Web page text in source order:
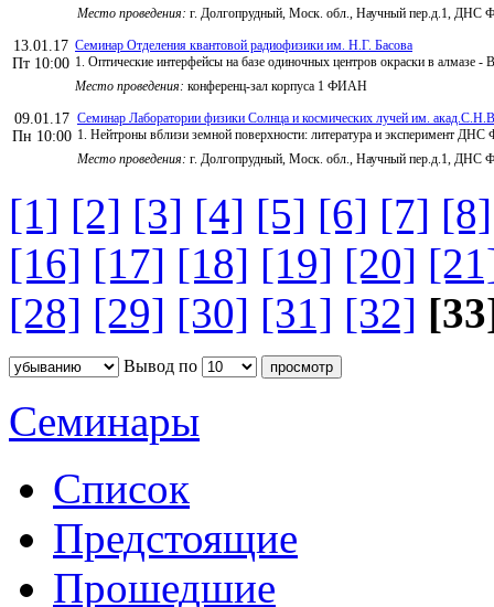
Место проведения: г. Долгопрудный, Моск. обл., Научный пер.д.1,
13.01.17
Пт 10:00
Семинар Отделения квантовой радиофизики им. Н.Г. Басова
1. Оптические интерфейсы на базе одиночных центров окраски в алмазе -
Место проведения: конференц-зал корпуса 1 ФИАН
09.01.17
Пн 10:00
Семинар Лаборатории физики Солнца и космических лучей им.
1. Нейтроны вблизи земной поверхности: литература и эксперимент
Место проведения: г. Долгопрудный, Моск. обл., Научный пер.д.1,
[1] [2] [3] [4] [5] [6] [7] [8]
[16] [17] [18] [19] [20]
[28] [29] [30] [31] [32]
Вывод по
Семинары
Список
Предстоящие
Прошедшие